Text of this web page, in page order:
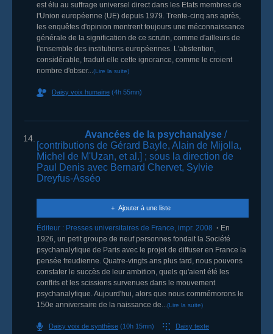
est élu au suffrage universel direct dans les Etats membres de
l'Union européenne (UE) depuis 1979. Trente-cinq ans après,
les enquêtes d'opinion montrent toujours une méconnaissance
générale de la signification de ce scrutin, comme d'ailleurs de
l'ensemble des institutions européennes. L'abstention,
considérable, traduit-elle cette ignorance, comme le croient
nombre d'obser...(Lire la suite)
Daisy voix humaine (4h 55mn)
14. Avancées de la psychanalyse /
[contributions de Gérard Bayle, Alain de Mijolla,
Michel de M'Uzan, et al.] ; sous la direction de
Paul Denis avec Bernard Chervet, Sylvie
Dreyfus-Asséo
Ajouter à une liste
Éditeur : Presses universitaires de France, impr. 2008
En
1926, un petit groupe de neuf personnes fondait la Société
psychanalytique de Paris avec le projet de diffuser en France la
pensée freudienne. Quatre-vingts ans plus tard, nous pouvons
constater le succès de leur ambition, quels qu'aient été les
conflits et les scissions survenues dans le mouvement
psychanalytique. Aujourd'hui, alors que nous commémorons le
150e anniversaire de la naissance de...(Lire la suite)
Daisy voix de synthèse (10h 15mn)
Daisy texte